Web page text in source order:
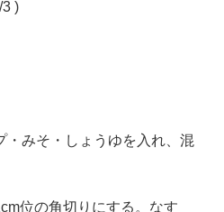
)
みそ・しょうゆを入れ、混
位の角切りにする。なす